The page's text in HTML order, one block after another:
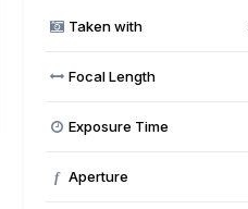
Taken with
Focal Length
Exposure Time
f Aperture